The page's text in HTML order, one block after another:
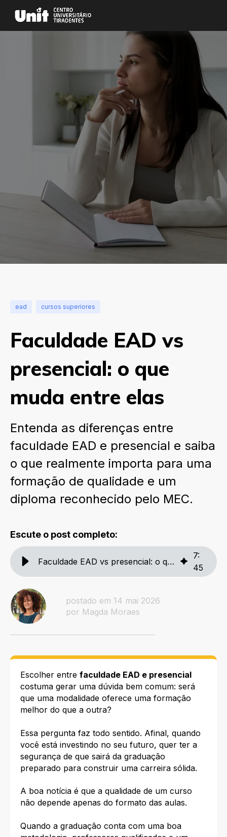
ead cursos superiores
Faculdade EAD vs
presencial: o que
muda entre elas
Entenda as diferenças entre
faculdade EAD e presencial e saiba
o que realmente importa para uma
formação de qualidade e um
diploma reconhecido pelo MEC.
Escute o post completo:
Faculdade EAD vs presencial: o que muda entre elas
7:
45
postado em 14 mai 2026
por Magda Moraes
Escolher entre faculdade EAD e presencial
costuma gerar uma dúvida bem comum: será
que uma modalidade oferece uma formação
melhor do que a outra?
Essa pergunta faz todo sentido. Afinal, quando
você está investindo no seu futuro, quer ter a
segurança de que sairá da graduação
preparado para construir uma carreira sólida.
A boa notícia é que a qualidade de um curso
não depende apenas do formato das aulas.
Quando a graduação conta com uma boa